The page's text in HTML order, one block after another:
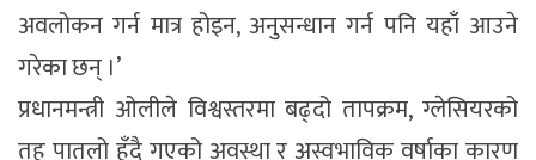
अवलोकन गर्न मात्र होइन, अनुसन्धान गर्न पनि यहाँ आउने
गरेका छन् ।’
प्रधानमन्त्री ओलीले विश्वस्तरमा बढ्दो तापक्रम, ग्लेसियरको
तह पातलो हुँदै गएको अवस्था र अस्वभाविक वर्षाका कारण